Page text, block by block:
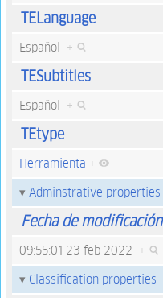
TELanguage
Español +
TESubtitles
Español +
TEtype
Herramienta +
Adminstrative properties
Fecha de modificación
09:55:01 23 feb 2022 +
Classification properties